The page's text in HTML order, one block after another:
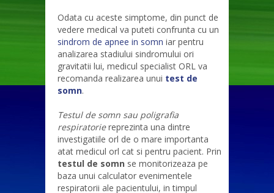
Odata cu aceste simptome, din punct de
vedere medical va puteti confrunta cu un
sindrom de apnee in somn iar pentru
analizarea stadiului sindromului ori
gravitatii lui, medicul specialist ORL va
recomanda realizarea unui test de
somn.
Testul de somn sau poligrafia
respiratoriereprezinta una dintre
investigatiile orl de o mare importanta
atat medicul orl cat si pentru pacient. Prin
testul de somn se monitorizeaza pe
baza unui calculator evenimentele
respiratorii ale pacientului, in timpul